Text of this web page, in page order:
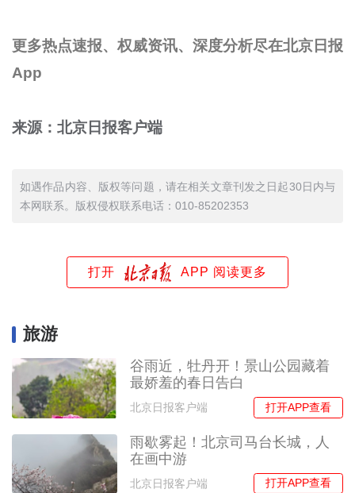
更多热点速报、权威资讯、深度分析尽在北京日报
App
来源：北京日报客户端
如遇作品内容、版权等问题，请在相关文章刊发之日起30日内与
本网联系。版权侵权联系电话：010-85202353
打开 APP 阅读更多
旅游
谷雨近，牡丹开！景山公园藏着
最娇羞的春日告白
北京日报客户端 打开APP查看
雨歇雾起！北京司马台长城，人
在画中游
北京日报客户端 打开APP查看